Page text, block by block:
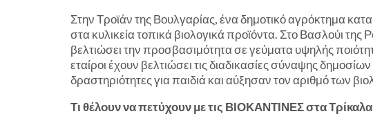
Στην Τροϊάν της Βουλγαρίας, ένα δημοτικό αγρόκτημα
στα κυλικεία τοπικά βιολογικά προϊόντα. Στο Βασλούι της
βελτιώσει την προσβασιμότητα σε γεύματα υψηλής
εταίροι έχουν βελτιώσει τις διαδικασίες σύναψης
δραστηριότητες για παιδιά και αύξησαν τον αριθμό των
Τι θέλουν να πετύχουν με τις ΒΙΟΚΑΝΤΙΝΕΣ στα